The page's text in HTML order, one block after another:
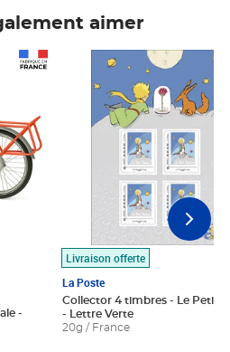
aimer
Livraison offerte
La Poste
Collector 4 timbres - Le Petit
- Lettre Verte
20g / France
Prix 7,50€